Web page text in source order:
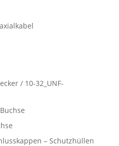
/ 10-32_UNF-
– Schutzhüllen